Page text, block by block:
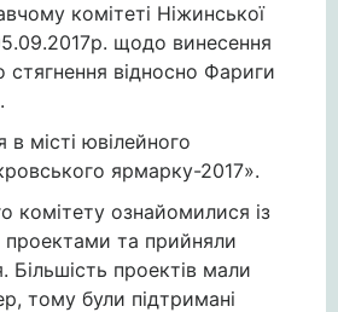
комітеті Ніжинської
щодо винесення
стягнення відносно Фариги
місті ювілейного
ярмарку-2017».
комітету ознайомилися із
та прийняли
Більшість проектів мали
тому були підтримані